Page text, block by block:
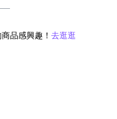
品感興趣！ 去逛逛